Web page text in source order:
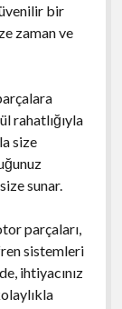
bir
zaman ve
rahatlığıyla
size
sunar.
parçaları,
sistemleri
ihtiyacınız